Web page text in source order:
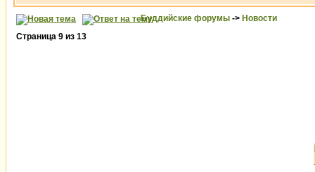
Буддийские форумы -> Новости
Страница 9 из 13